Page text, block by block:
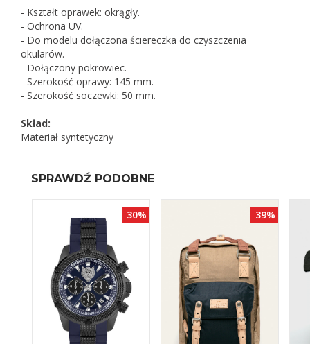
- Kształt oprawek: okrągły.
- Ochrona UV.
- Do modelu dołączona ściereczka do czyszczenia
okularów.
- Dołączony pokrowiec.
- Szerokość oprawy: 145 mm.
- Szerokość soczewki: 50 mm.
Skład:
Materiał syntetyczny
SPRAWDŹ PODOBNE
30% 39%